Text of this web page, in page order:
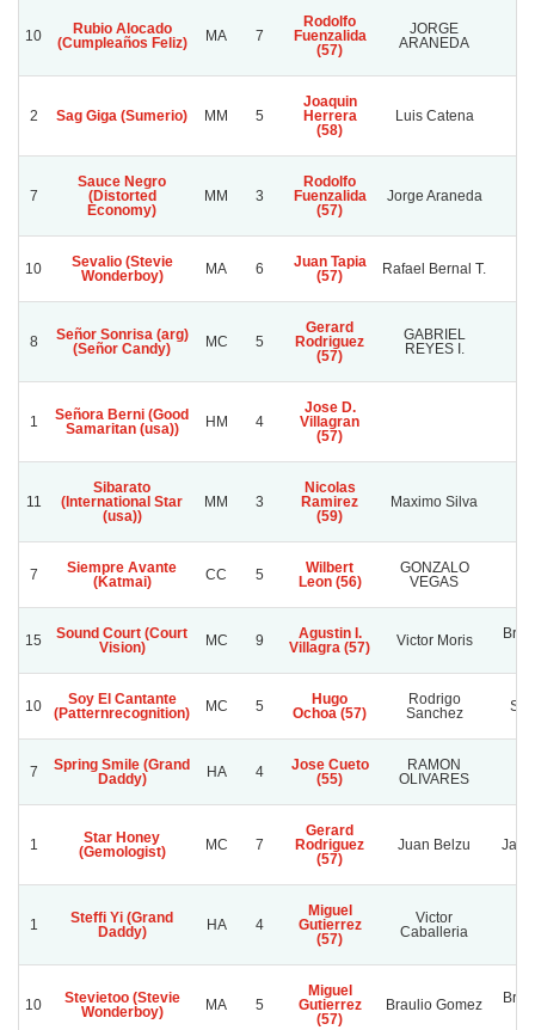
10
Rubio Alocado
(Cumpleaños Feliz)
MA 7
Rodolfo
Fuenzalida
(57)
JORGE
ARANEDA
2 Sag Giga (Sumerio) MM 5
Joaquin
Herrera
(58)
Luis Catena
7
Sauce Negro
(Distorted
Economy)
MM 3
Rodolfo
Fuenzalida
(57)
Jorge Araneda
10
Sevalio (Stevie
Wonderboy)
MA 6
Juan Tapia
(57)
Rafael Bernal T.
8
Señor Sonrisa (arg)
(Señor Candy)
MC 5
Gerard
Rodriguez
(57)
GABRIEL
REYES I.
1
Señora Berni (Good
Samaritan (usa))
HM 4
Jose D.
Villagran
(57)
11
Sibarato
(International Star
(usa))
MM 3
Nicolas
Ramirez
(59)
Maximo Silva
7
Siempre Avante
(Katmai)
CC 5
Wilbert
Leon (56)
GONZALO
VEGAS
15
Sound Court (Court
Vision)
MC 9
Agustin I.
Villagra (57)
Victor Moris
10
Soy El Cantante
(Patternrecognition)
MC 5
Hugo
Ochoa (57)
Rodrigo
Sanchez
7
Spring Smile (Grand
Daddy)
HA 4
Jose Cueto
(55)
RAMON
OLIVARES
1
Star Honey
(Gemologist)
MC 7
Gerard
Rodriguez
(57)
Juan Belzu
1
Steffi Yi (Grand
Daddy)
HA 4
Miguel
Gutierrez
(57)
Victor
Caballeria
10
Stevietoo (Stevie
Wonderboy)
MA 5
Miguel
Gutierrez
(57)
Braulio Gomez